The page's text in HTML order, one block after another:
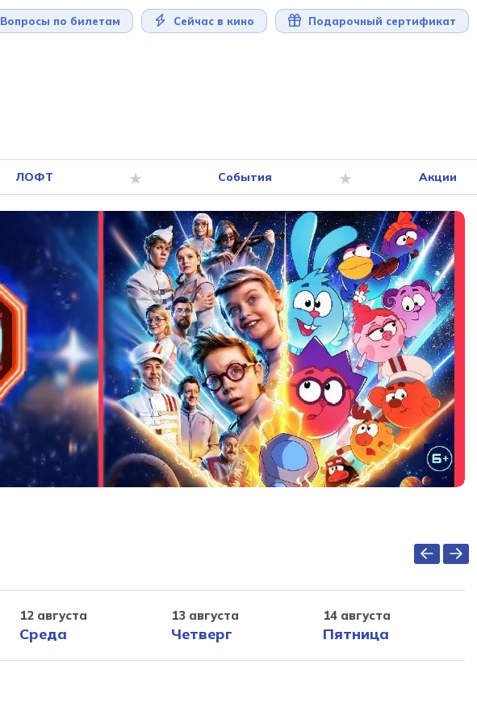
Вопросы по билетам Сейчас в кино Подарочный сертификат
ЛОФТ События Акции
12 августа
Среда
13 августа
Четверг
14 августа
Пятница